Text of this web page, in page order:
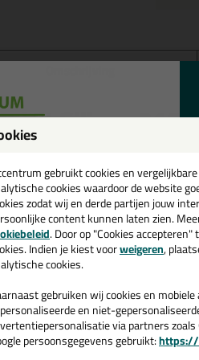
it Silicon 218
je kit in een specifieke kleur?
verschillende toepassingen. Een
zoekt met gegarandeerd een
en op werkdagen besteld =
je meer weten over de toepassing en
gebruikt cookies en
cookies waardoor de website
zodat wij en derde partijen jouw
content kunnen laten zien.
. Door op "Cookies
Indien je kiest voorweigeren,
cookies.
gebruiken wij cookies en
en niet-
via partners
persoonsgegevens gebruikt:https://
💚
en ontvang een
€35,-bij je eerste bestelling!
de actiecode ›